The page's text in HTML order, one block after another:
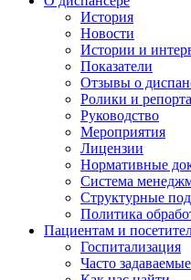
История
Новости
Истории и
Показатели
Отзывы о
Ролики и
Руководство
Мероприятия
Лицензии
Нормативные
Система
Структурные
Политика
Пациентам и
Госпитализация
Часто